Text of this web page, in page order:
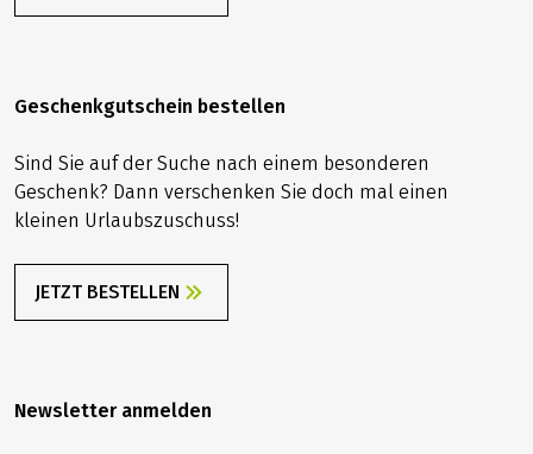
Geschenkgutschein bestellen
Sind Sie auf der Suche nach einem besonderen
Geschenk? Dann verschenken Sie doch mal einen
kleinen Urlaubszuschuss!
JETZT BESTELLEN
Newsletter anmelden